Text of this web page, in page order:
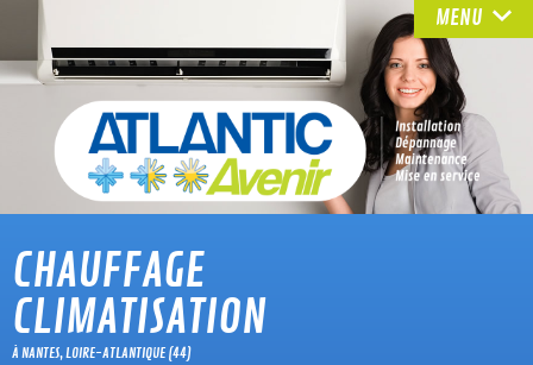
MENU
CHAUFFAGE
CLIMATISATION
À NANTES, LOIRE-ATLANTIQUE (44)